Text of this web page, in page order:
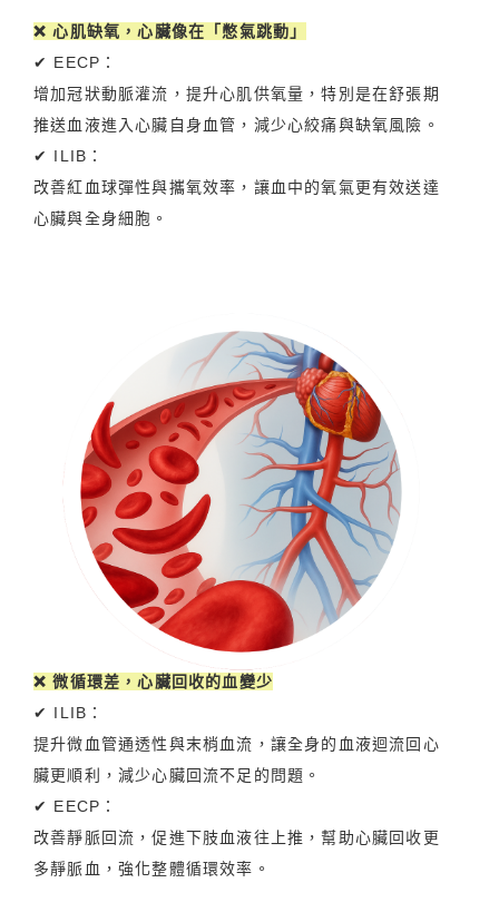
❌ 心肌缺氧，心臟像在「憋氣跳動」
✔ EECP：
增加冠狀動脈灌流，提升心肌供氧量，特別是在舒張期
推送血液進入心臟自身血管，減少心絞痛與缺氧風險。
✔ ILIB：
改善紅血球彈性與攜氧效率，讓血中的氧氣更有效送達
心臟與全身細胞。
❌ 微循環差，心臟回收的血變少
✔ ILIB：
提升微血管通透性與末梢血流，讓全身的血液迴流回心
臟更順利，減少心臟回流不足的問題。
✔ EECP：
改善靜脈回流，促進下肢血液往上推，幫助心臟回收更
多靜脈血，強化整體循環效率。